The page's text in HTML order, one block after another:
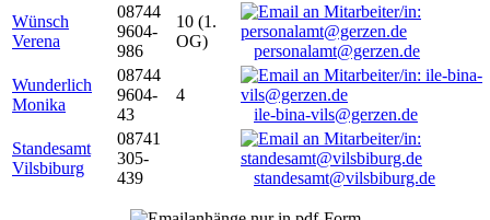
Wünsch
Verena
08744
9604-
986
10 (1.
OG)
personalamt@gerzen.de
Wunderlich
Monika
08744
9604-
43
4
ile-bina-vils@gerzen.de
Standesamt
Vilsbiburg
08741
305-
439
standesamt@vilsbiburg.de